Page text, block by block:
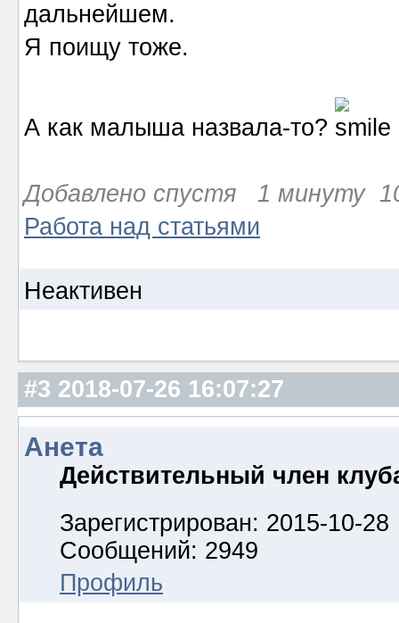
дальнейшем.
Я поищу тоже.
А как малыша назвала-то?
Добавлено спустя 1 минуту
Работа над статьями
Неактивен
#3 2018-07-26 16:07:27
Анета
Действительный член
Зарегистрирован: 2015-10-28
Сообщений: 2949
Профиль